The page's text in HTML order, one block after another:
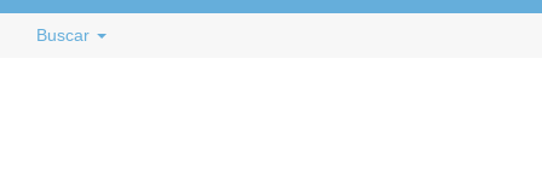
Buscar